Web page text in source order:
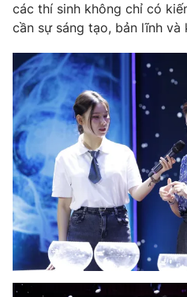
các thí sinh không chỉ có
cần sự sáng tạo, bản lĩnh và